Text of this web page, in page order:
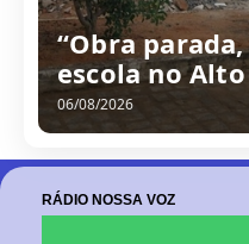
“Obra
escola no
06/08/2026
RÁDIO NOSSA VOZ